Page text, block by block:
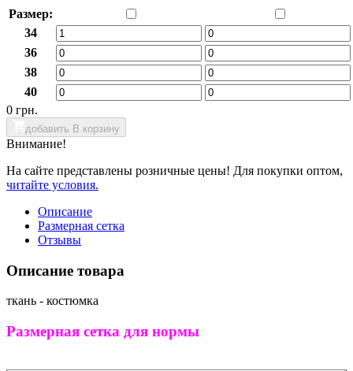
Размер:
34
36
38
40
0 грн.
добавить В корзину
Внимание!
На сайте представлены розничные цены! Для покупки оптом,
читайте условия.
Описание
Размерная сетка
Отзывы
Описание товара
ткань - костюмка
Размерная сетка для нормы